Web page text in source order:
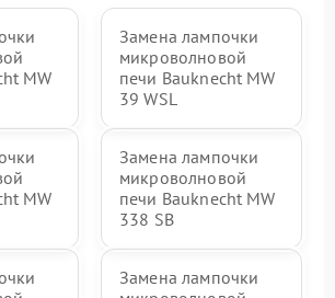
MW
Замена лампочки
микроволновой
печи Bauknecht MW
39 WSL
MW
Замена лампочки
микроволновой
печи Bauknecht MW
338 SB
Замена лампочки